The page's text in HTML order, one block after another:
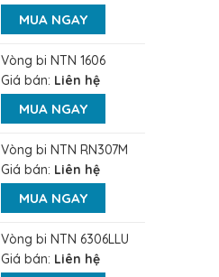
MUA NGAY
Vòng bi NTN 1606
Giá bán: Liên hệ
MUA NGAY
Vòng bi NTN RN307M
Giá bán: Liên hệ
MUA NGAY
Vòng bi NTN 6306LLU
Giá bán: Liên hệ